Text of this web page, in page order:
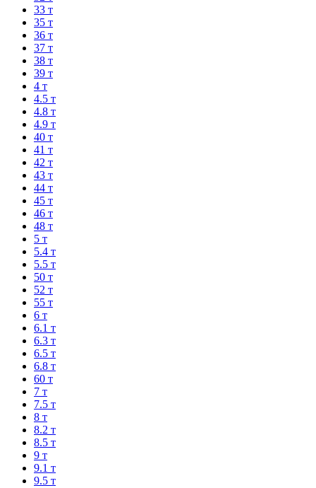
33 т
35 т
36 т
37 т
38 т
39 т
4 т
4.5 т
4.8 т
4.9 т
40 т
41 т
42 т
43 т
44 т
45 т
46 т
48 т
5 т
5.4 т
5.5 т
50 т
52 т
55 т
6 т
6.1 т
6.3 т
6.5 т
6.8 т
60 т
7 т
7.5 т
8 т
8.2 т
8.5 т
9 т
9.1 т
9.5 т